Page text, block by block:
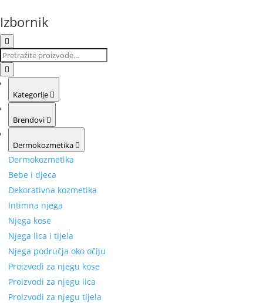
Izbornik
Kategorije
Brendovi
Dermokozmetika
Dermokozmetika
Bebe i djeca
Dekorativna kozmetika
Intimna njega
Njega kose
Njega lica i tijela
Njega područja oko očiju
Proizvodi za njegu kose
Proizvodi za njegu lica
Proizvodi za njegu tijela